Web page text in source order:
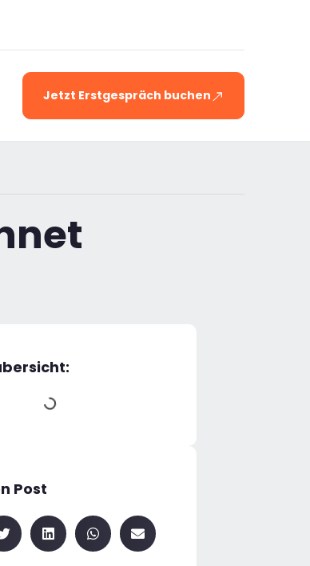
Jetzt Erstgespräch buchen
Post